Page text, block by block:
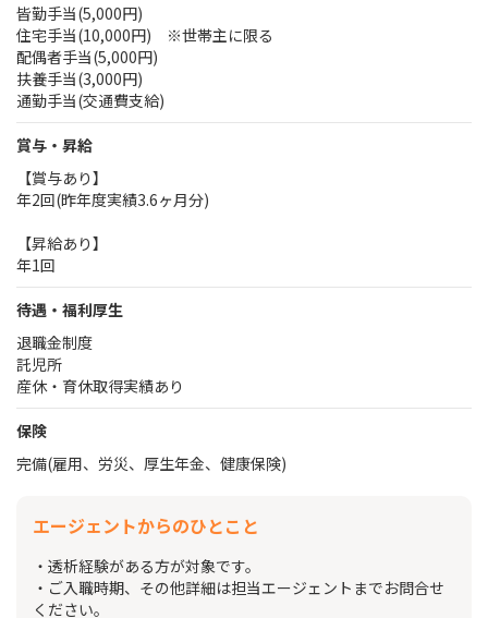
皆勤手当(5,000円)
住宅手当(10,000円) ※世帯主に限る
配偶者手当(5,000円)
扶養手当(3,000円)
通勤手当(交通費支給)
賞与・昇給
【賞与あり】
年2回(昨年度実績3.6ヶ月分)
【昇給あり】
年1回
待遇・福利厚生
退職金制度
託児所
産休・育休取得実績あり
保険
完備(雇用、労災、厚生年金、健康保険)
エージェントからのひとこと
・透析経験がある方が対象です。
・ご入職時期、その他詳細は担当エージェントまでお問合せ
ください。